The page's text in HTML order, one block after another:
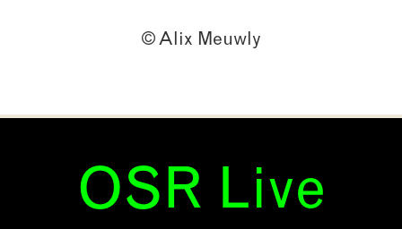
© Alix Meuwly
OSR Live